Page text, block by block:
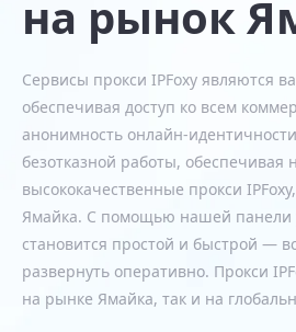
на рынок
Сервисы прокси IPFoxy являются
обеспечивая доступ ко всем
анонимность онлайн-
безотказной работы,
высококачественные прокси
Ямайка. С помощью нашей панели
становится простой и быстрой —
развернуть оперативно. Прокси
на рынке Ямайка, так и на